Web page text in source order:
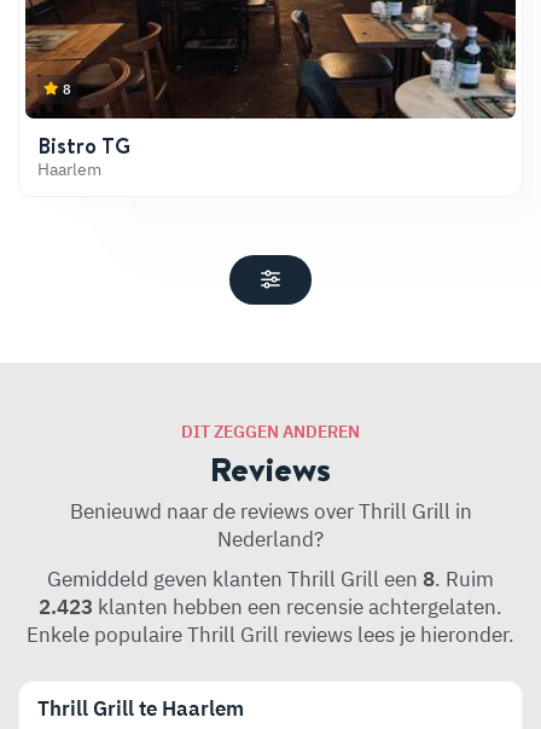
8
Bistro TG
Haarlem
DIT ZEGGEN ANDEREN
Reviews
Benieuwd naar de reviews over Thrill Grill in
Nederland?
Gemiddeld geven klanten Thrill Grill een 8. Ruim
2.423 klanten hebben een recensie achtergelaten.
Enkele populaire Thrill Grill reviews lees je hieronder.
Thrill Grill te Haarlem